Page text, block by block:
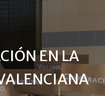
EN LA